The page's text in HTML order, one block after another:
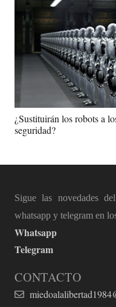
¿Sustituirán los robots a
seguridad?
Sigue las novedades
whatsapp y telegram en
Whatsapp
Telegram
CONTACTO